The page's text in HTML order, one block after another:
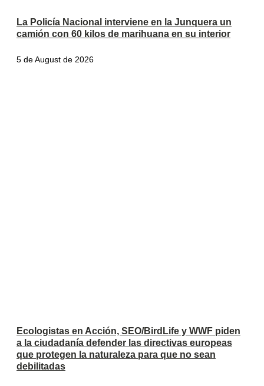
La Policía Nacional interviene en la Junquera un
camión con 60 kilos de marihuana en su interior
5 de August de 2026
Ecologistas en Acción, SEO/BirdLife y WWF piden
a la ciudadanía defender las directivas europeas
que protegen la naturaleza para que no sean
debilitadas